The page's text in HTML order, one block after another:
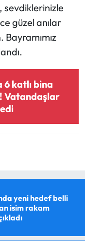
sevdiklerinizle
güzel anılar
6 katlı bina
Vatandaşlar
yeni hedef belli
isim rakam